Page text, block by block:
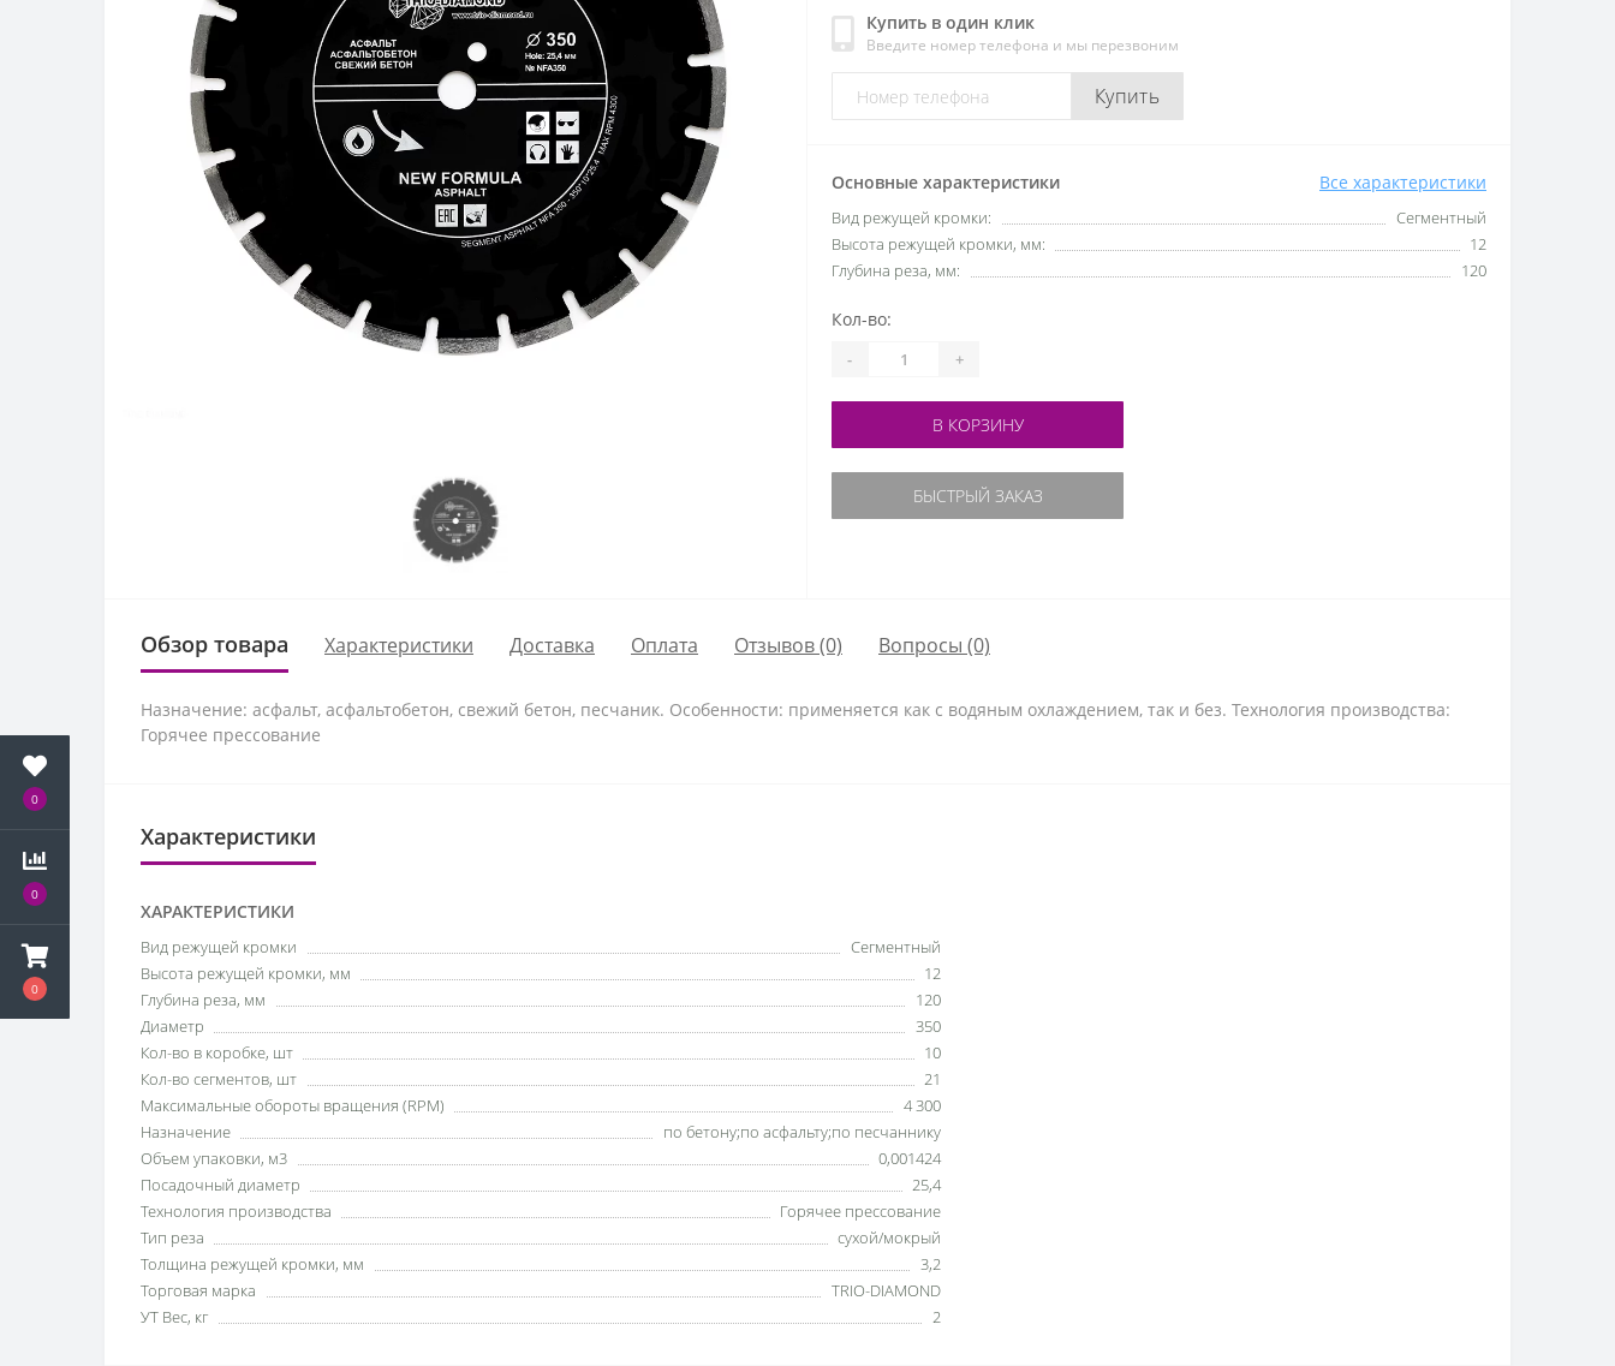
0
0
0
Купить в один клик
Введите номер телефона и мы перезвоним
Купить
Основные характеристики Все характеристики
Вид режущей кромки:
Сегментный
Высота режущей кромки, мм:
12
Глубина реза, мм:
120
Кол-во:
- +
В КОРЗИНУ
БЫСТРЫЙ ЗАКАЗ
Обзор товара Характеристики Доставка Оплата Отзывов (0) Вопросы (0)
Назначение: асфальт, асфальтобетон, свежий бетон, песчаник. Особенности: применяется как с водяным охлаждением, так и без. Технология производства:
Горячее прессование
Характеристики
ХАРАКТЕРИСТИКИ
Вид режущей кромки
Сегментный
Высота режущей кромки, мм
12
Глубина реза, мм
120
Диаметр
350
Кол-во в коробке, шт
10
Кол-во сегментов, шт
21
Максимальные обороты вращения (RPM)
4 300
Назначение
по бетону;по асфальту;по песчаннику
Объем упаковки, м3
0,001424
Посадочный диаметр
25,4
Технология производства
Горячее прессование
Тип реза
сухой/мокрый
Толщина режущей кромки, мм
3,2
Торговая марка
TRIO-DIAMOND
УТ Вес, кг
2